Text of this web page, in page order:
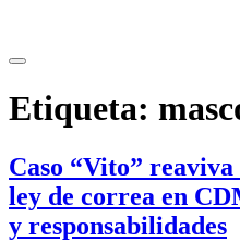
contenido
Etiqueta:
Caso “Vito”
ley de correa en
y responsabilidades